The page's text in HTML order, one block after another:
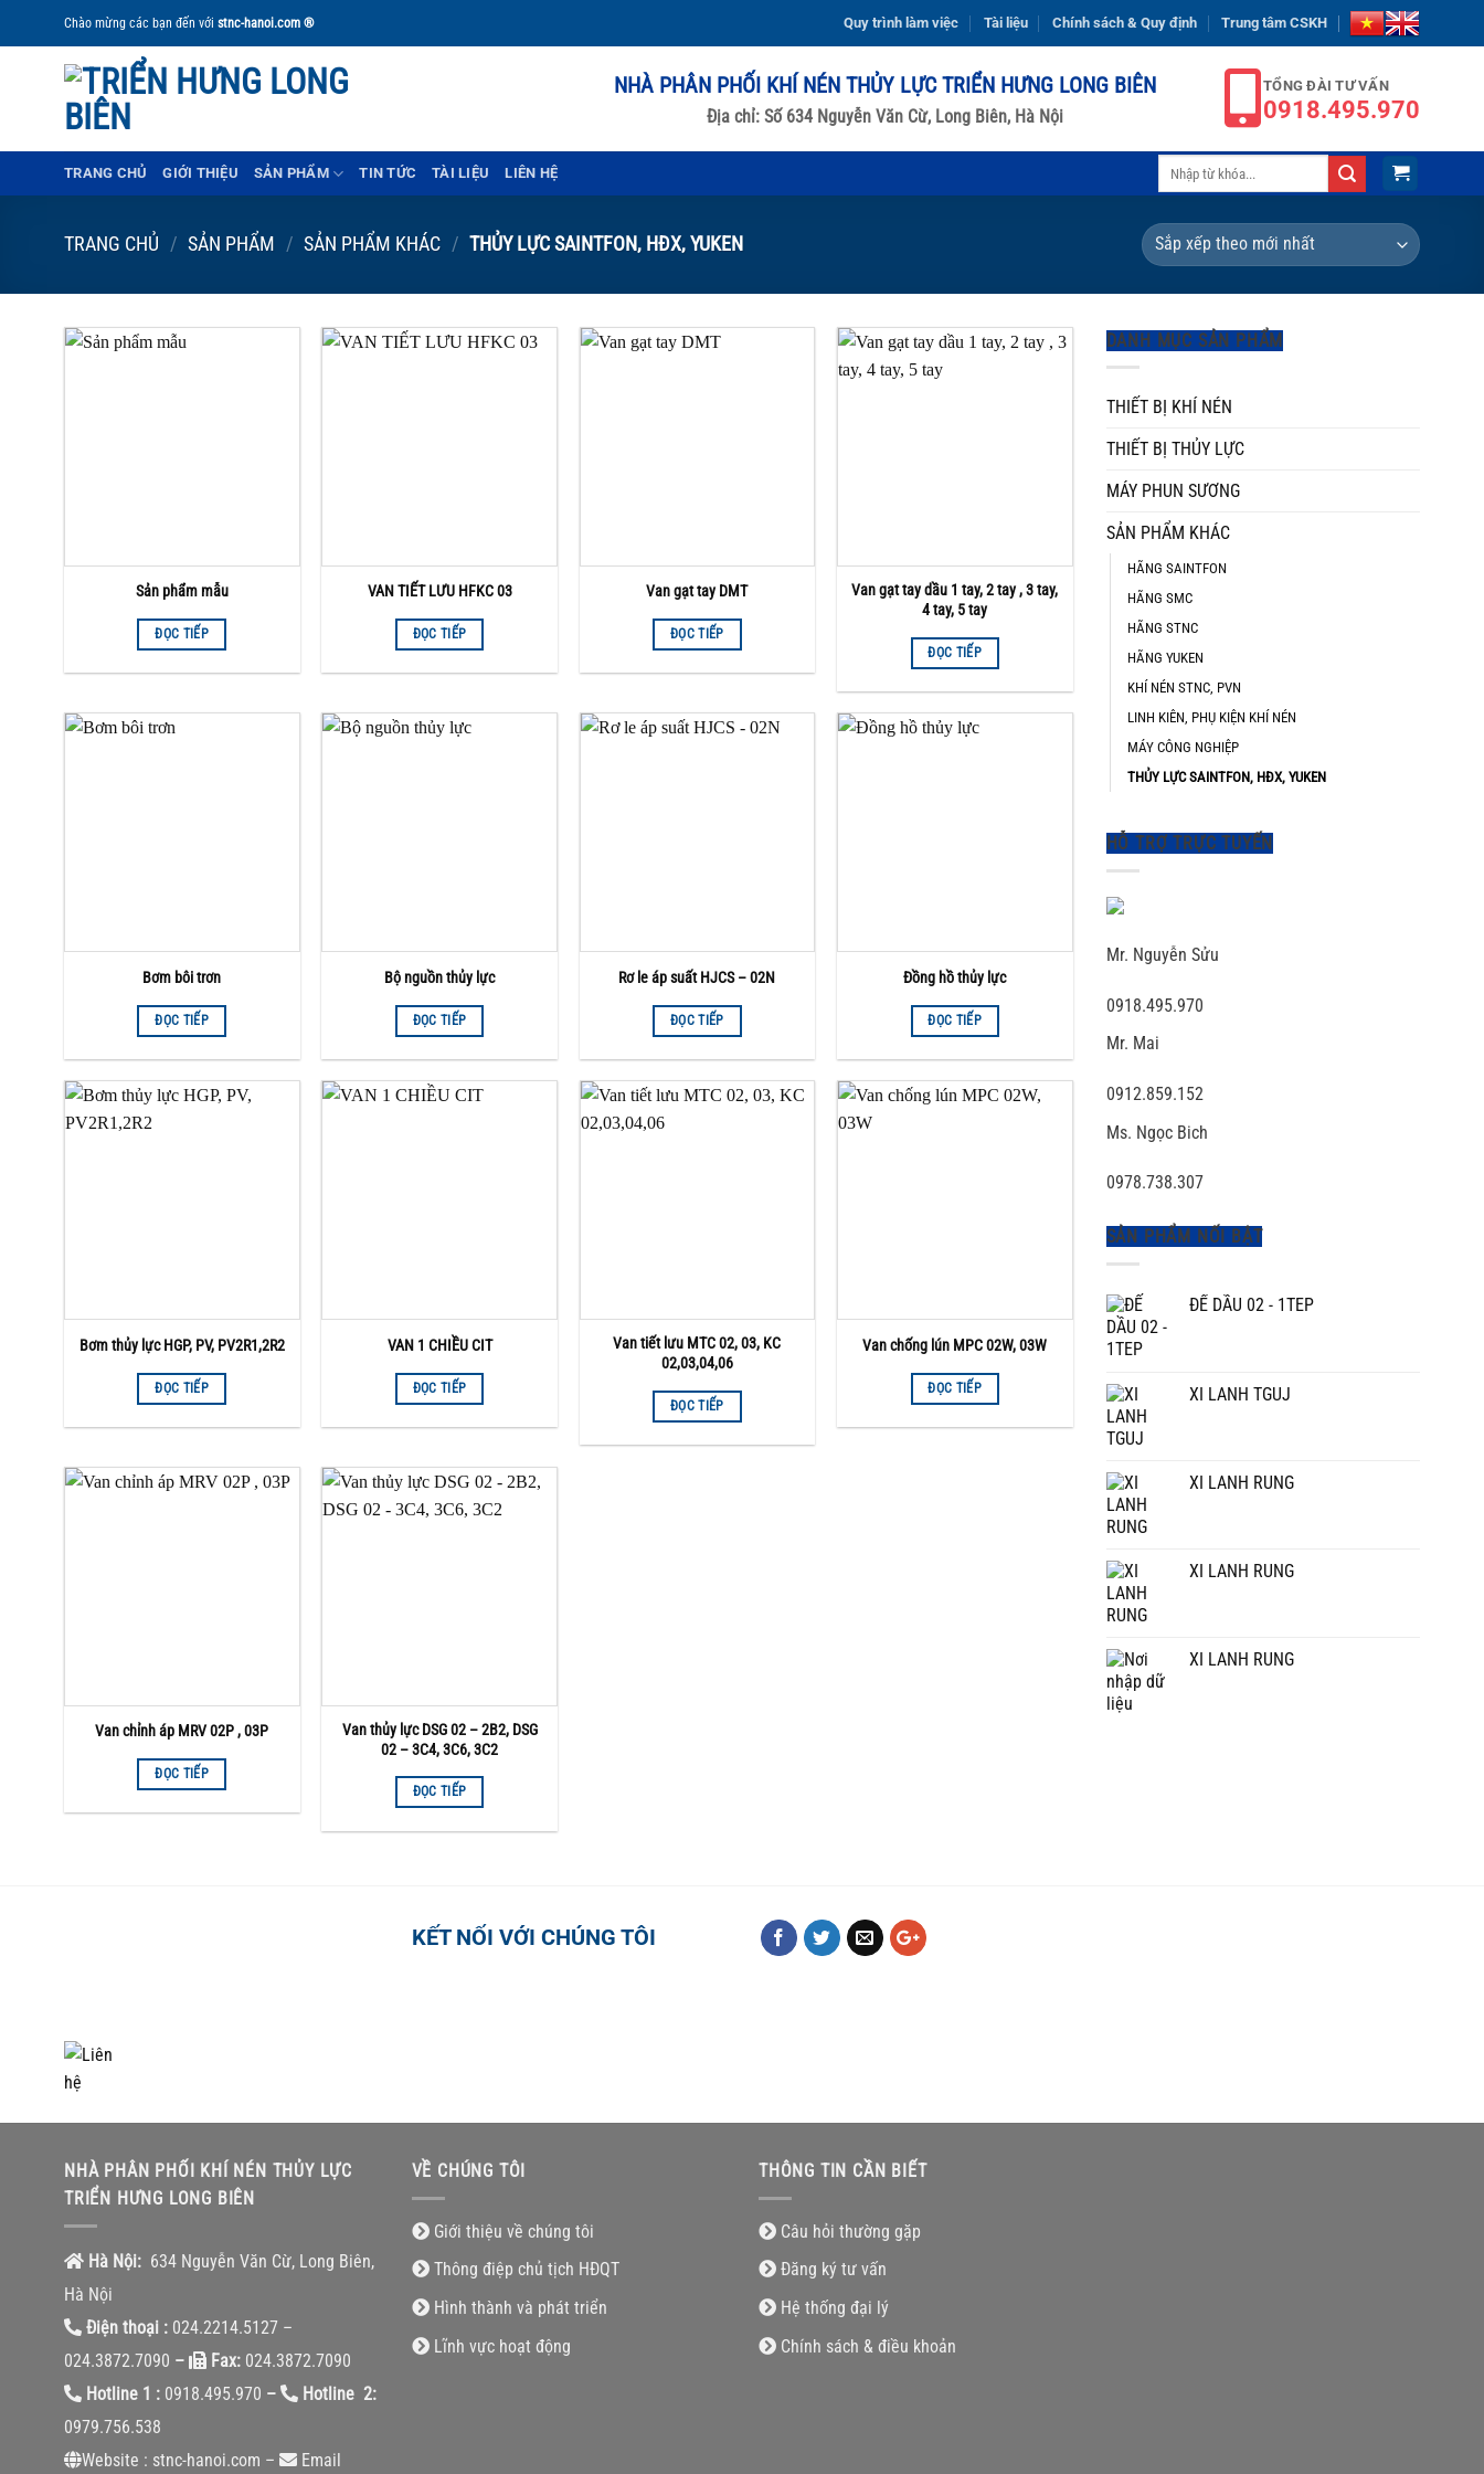
Chào mừng các bạn đến với stnc-hanoi.com ® Quy trình làm việc Tài liệu Chính sách & Quy định Trung tâm CSKH
NHÀ PHÂN PHỐI KHÍ NÉN THỦY LỰC TRIỂN HƯNG LONG BIÊN
Địa chỉ: Số 634 Nguyễn Văn Cừ, Long Biên, Hà Nội
TỔNG ĐÀI TƯ VẤN
0918.495.970
TRANG CHỦ GIỚI THIỆU SẢN PHẨM TIN TỨC TÀI LIỆU LIÊN HỆ
TRANG CHỦ / SẢN PHẨM / SẢN PHẨM KHÁC / THỦY LỰC SAINTFON, HĐX, YUKEN
Sản phẩm mẫu
ĐỌC TIẾP
VAN TIẾT LƯU HFKC 03
ĐỌC TIẾP
Van gạt tay DMT
ĐỌC TIẾP
Van gạt tay dầu 1 tay, 2 tay , 3 tay,
4 tay, 5 tay
ĐỌC TIẾP
Bơm bôi trơn
ĐỌC TIẾP
Bộ nguồn thủy lực
ĐỌC TIẾP
Rơ le áp suất HJCS – 02N
ĐỌC TIẾP
Đồng hồ thủy lực
ĐỌC TIẾP
Bơm thủy lực HGP, PV, PV2R1,2R2
ĐỌC TIẾP
VAN 1 CHIỀU CIT
ĐỌC TIẾP
Van tiết lưu MTC 02, 03, KC
02,03,04,06
ĐỌC TIẾP
Van chống lún MPC 02W, 03W
ĐỌC TIẾP
Van chỉnh áp MRV 02P , 03P
ĐỌC TIẾP
Van thủy lực DSG 02 – 2B2, DSG
02 – 3C4, 3C6, 3C2
ĐỌC TIẾP
DANH MỤC SẢN PHẨM
THIẾT BỊ KHÍ NÉN
THIẾT BỊ THỦY LỰC
MÁY PHUN SƯƠNG
SẢN PHẨM KHÁC
HÃNG SAINTFON
HÃNG SMC
HÃNG STNC
HÃNG YUKEN
KHÍ NÉN STNC, PVN
LINH KIÊN, PHỤ KIỆN KHÍ NÉN
MÁY CÔNG NGHIỆP
THỦY LỰC SAINTFON, HĐX, YUKEN
HỖ TRỢ TRỰC TUYẾN
Mr. Nguyễn Sửu
0918.495.970
Mr. Mai
0912.859.152
Ms. Ngọc Bich
0978.738.307
SẢN PHẨM NỐI BẬT
ĐẾ DẦU 02 - 1TEP
XI LANH TGUJ
XI LANH RUNG
XI LANH RUNG
XI LANH RUNG
KẾT NỐI VỚI CHÚNG TÔI
NHÀ PHÂN PHỐI KHÍ NÉN THỦY LỰC
TRIỂN HƯNG LONG BIÊN
Hà Nội: 634 Nguyễn Văn Cừ, Long Biên,
Hà Nội
Điện thoại : 024.2214.5127 –
024.3872.7090 – Fax: 024.3872.7090
Hotline 1 : 0918.495.970 –
Hotline 2:
0979.756.538
Website : stnc-hanoi.com –
Email
VỀ CHÚNG TÔI
Giới thiệu về chúng tôi
Thông điệp chủ tịch HĐQT
Hình thành và phát triển
Lĩnh vực hoạt động
THÔNG TIN CẦN BIẾT
Câu hỏi thường gặp
Đăng ký tư vấn
Hệ thống đại lý
Chính sách & điều khoản